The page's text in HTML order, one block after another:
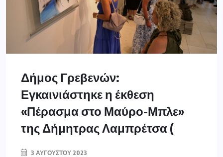
Δήμος Γρεβενών:
Εγκαινιάστηκε η έκθεση
«Πέρασμα στο Μαύρο-Μπλε»
της Δήμητρας Λαμπρέτσα (
3 ΑΥΓΟΎΣΤΟΥ 2023